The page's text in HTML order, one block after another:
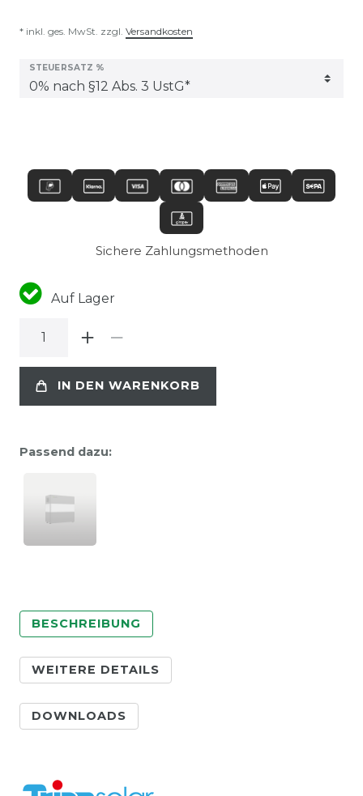
* inkl. ges. MwSt. zzgl. Versandkosten
STEUERSATZ %
Sichere Zahlungsmethoden
Auf Lager
IN DEN WARENKORB
Passend dazu:
BESCHREIBUNG
WEITERE DETAILS
DOWNLOADS